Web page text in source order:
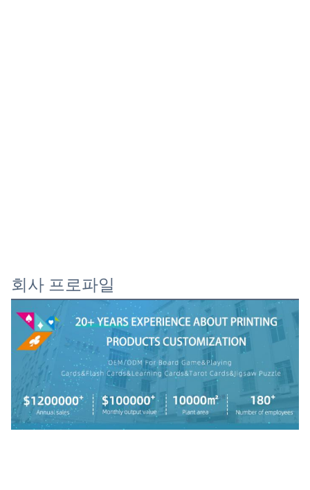
회사 프로파일